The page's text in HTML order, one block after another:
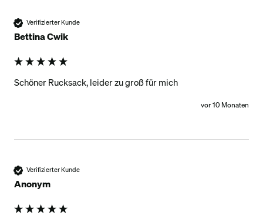
Verifizierter Kunde
Bettina Cwik
Schöner Rucksack, leider zu groß für mich
vor 10 Monaten
Verifizierter Kunde
Anonym